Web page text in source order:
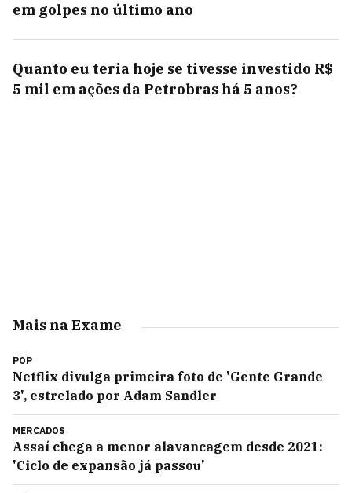
em golpes no último ano
Quanto eu teria hoje se tivesse investido R$
5 mil em ações da Petrobras há 5 anos?
Mais na Exame
POP
Netflix divulga primeira foto de 'Gente Grande
3', estrelado por Adam Sandler
MERCADOS
Assaí chega a menor alavancagem desde 2021:
'Ciclo de expansão já passou'